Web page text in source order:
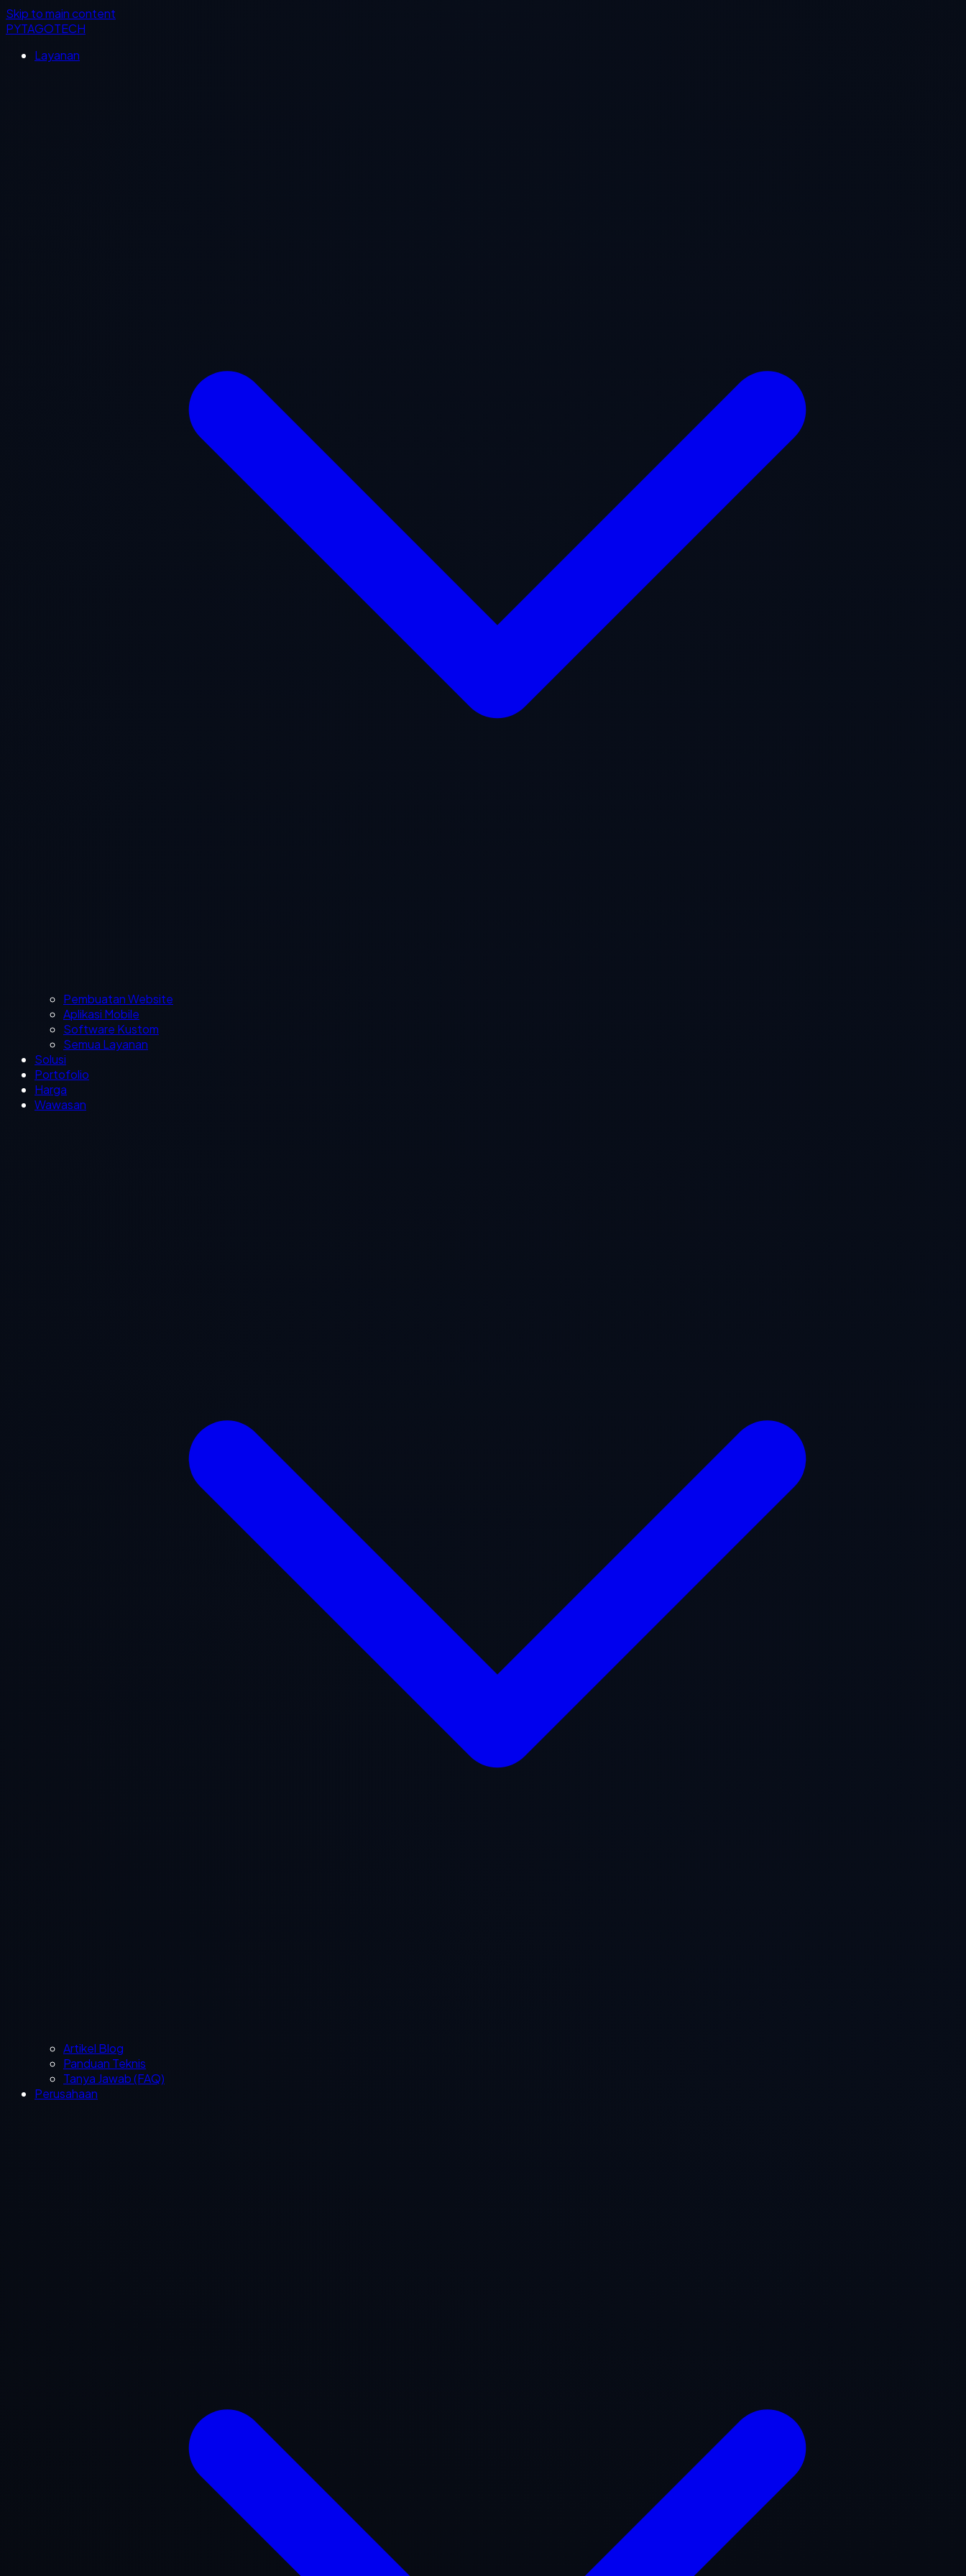
Skip to main content
PYTAGOTECH
Layanan
Pembuatan Website
Aplikasi Mobile
Software Kustom
Semua Layanan
Solusi
Portofolio
Harga
Wawasan
Artikel Blog
Panduan Teknis
Tanya Jawab (FAQ)
Perusahaan